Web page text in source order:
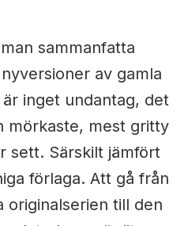
sammanfatta
av gamla
inget undantag, det
mörkaste, mest gritty
sett. Särskilt jämfört
förlaga. Att gå från
originalserien till den